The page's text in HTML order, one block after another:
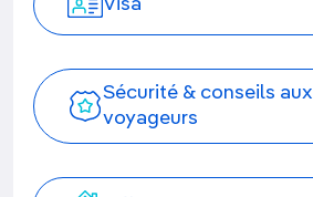
Visa
Sécurité & conseils aux
voyageurs